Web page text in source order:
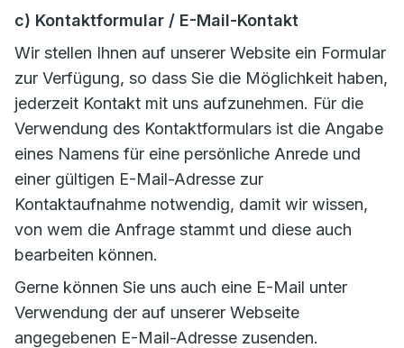
c) Kontaktformular / E-Mail-Kontakt
Wir stellen Ihnen auf unserer Website ein Formular
zur Verfügung, so dass Sie die Möglichkeit haben,
jederzeit Kontakt mit uns aufzunehmen. Für die
Verwendung des Kontaktformulars ist die Angabe
eines Namens für eine persönliche Anrede und
einer gültigen E-Mail-Adresse zur
Kontaktaufnahme notwendig, damit wir wissen,
von wem die Anfrage stammt und diese auch
bearbeiten können.
Gerne können Sie uns auch eine E-Mail unter
Verwendung der auf unserer Webseite
angegebenen E-Mail-Adresse zusenden.